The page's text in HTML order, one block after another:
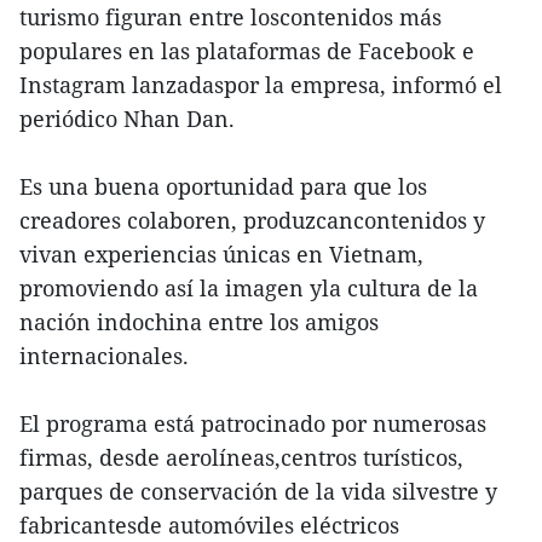
turismo figuran entre loscontenidos más
populares en las plataformas de Facebook e
Instagram lanzadaspor la empresa, informó el
periódico Nhan Dan.
Es una buena oportunidad para que los
creadores colaboren, produzcancontenidos y
vivan experiencias únicas en Vietnam,
promoviendo así la imagen yla cultura de la
nación indochina entre los amigos
internacionales.
El programa está patrocinado por numerosas
firmas, desde aerolíneas,centros turísticos,
parques de conservación de la vida silvestre y
fabricantesde automóviles eléctricos